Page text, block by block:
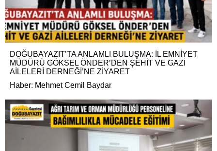
DOĞUBAYAZIT’TA ANLAMLI BULUŞMA: İL EMNİYET
MÜDÜRÜ GÖKSEL ÖNDER’DEN ŞEHİT VE GAZİ
AİLELERİ DERNEĞİ’NE ZİYARET
Haber: Mehmet Cemil Baydar